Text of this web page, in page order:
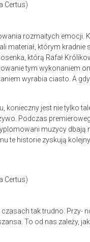
Certus)
rozmaitych emocji.
materiał, którym kradnie
którą Rafał
tym wykonaniem
wyrabia ciasto. A
konieczny jest nie tylko
Podczas
muzycy dbają
te historie zyskują
Certus)
czasach tak trudno. Przy-
To od nas zależy,